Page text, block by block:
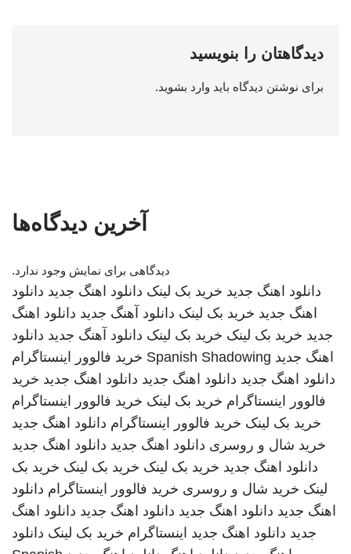
دیدگاهتان را بنویسید
برای نوشتن دیدگاه باید وارد بشوید.
آخرین دیدگاه‌ها
دیدگاهی برای نمایش وجود ندارد.
دانلود اهنگ جدید خرید بک لینک دانلود اهنگ جدید دانلود
اهنگ جدید خرید بک لینک دانلود آهنگ جدید دانلود اهنگ
جدید خرید بک لینک خرید بک لینک دانلود آهنگ جدید دانلود
اهنگ جدید Spanish Shadowing خرید فالوور اینستاگرام
دانلود اهنگ جدید دانلود اهنگ جدید دانلود اهنگ جدید خرید
فالوور اینستاگرام خرید بک لینک خرید فالوور اینستاگرام
خرید بک لینک خرید فالوور اینستاگرام دانلود اهنگ جدید
خرید شال و روسری دانلود اهنگ جدید دانلود اهنگ جدید
دانلود اهنگ جدید خرید بک لینک خرید بک لینک خرید بک
لینک خرید شال و روسری خرید فالوور اینستاگرام دانلود
اهنگ جدید دانلود اهنگ جدید دانلود اهنگ جدید دانلود اهنگ
جدید دانلود اهنگ جدید اینستاگرام خرید بک لینک دانلود